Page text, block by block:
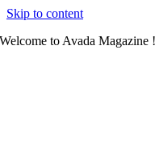
Skip to content
Welcome to Avada Magazine